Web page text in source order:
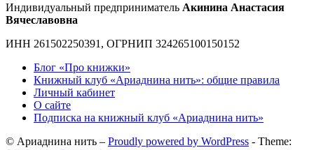
Индивидуальный предприниматель Акинина Анастасия
Вячеславовна
ИНН 261502250391, ОГРНИП 324265100150152
Блог «Про книжки»
Книжный клуб «Ариаднина нить»: общие правила
Личный кабинет
О сайте
Подписка на книжный клуб «Ариаднина нить»
© Ариаднина нить – Proudly powered by WordPress - Theme: